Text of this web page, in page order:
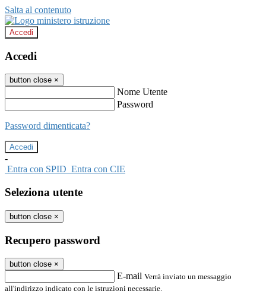
Salta al contenuto
Accedi
Accedi
button close ×
Nome Utente
Password
Password dimenticata?
-
Entra con SPID Entra con CIE
Seleziona utente
button close ×
Recupero password
button close ×
E-mail Verrà inviato un messaggio
all'indirizzo indicato con le istruzioni necessarie.